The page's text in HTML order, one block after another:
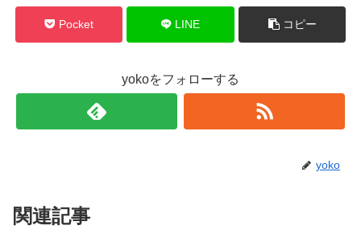
Pocket LINE コピー
yokoをフォローする
yoko
関連記事